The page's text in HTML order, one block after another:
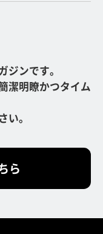
ンです。
潔明瞭かつタイム
。
ら